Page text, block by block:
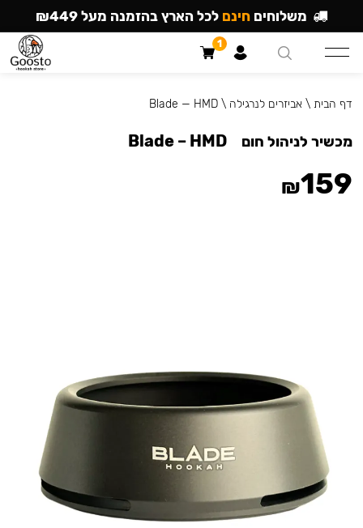
דף הבית \אביזרים לנרגילה \
Blade — HMD
מכשיר לניהול חום Blade – HMD
₪159
משלוחים חינם לכל הארץ בהזמנה מעל ₪449
1